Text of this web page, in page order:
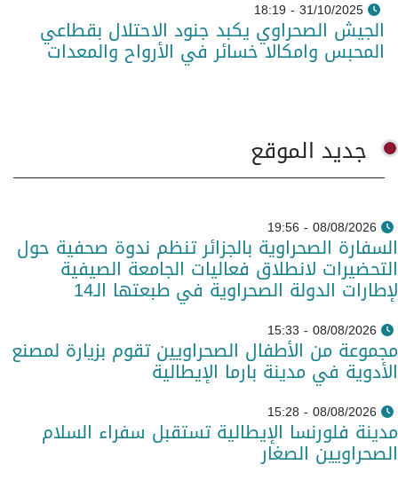
31/10/2025 - 18:19
الجيش الصحراوي يكبد جنود الاحتلال بقطاعي
المحبس وامكالا خسائر في الأرواح والمعدات
جديد الموقع
08/08/2026 - 19:56
السفارة الصحراوية بالجزائر تنظم ندوة صحفية حول
التحضيرات لانطلاق فعاليات الجامعة الصيفية
لإطارات الدولة الصحراوية في طبعتها الـ14
08/08/2026 - 15:33
مجموعة من الأطفال الصحراويين تقوم بزيارة لمصنع
الأدوية في مدينة بارما الإيطالية
08/08/2026 - 15:28
مدينة فلورنسا الإيطالية تستقبل سفراء السلام
الصحراويين الصغار